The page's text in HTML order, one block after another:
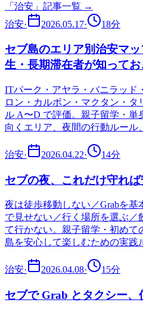
「 治安 」記事一覧 →
治安· 2026.05.17· 18分
セブ島のエリア別治安マ
生・長期滞在者が知って
ITパーク・アヤラ・バニラッド
ロン・カルボン・マクタン・
ル A〜D で評価。親子留学・単
向くエリア、夜間の行動ルール
治安· 2026.04.22· 14分
セブの夜、これだけ守れ
夜は徒歩移動しない／Grabを
で見せない／行く場所を選ぶ／
て行かない。親子留学・初めて
島を安心して楽しむための実践
治安· 2026.04.08· 15分
セブで Grab とタクシー、